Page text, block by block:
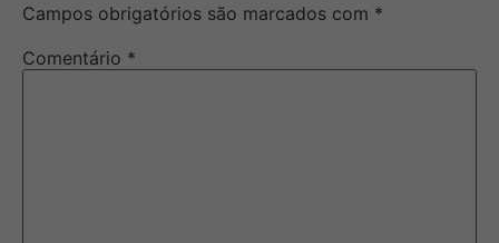
Campos obrigatórios são marcados com *
Comentário *